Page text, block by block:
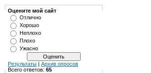
Оцените мой сайт
Отлично
Хорошо
Неплохо
Плохо
Ужасно
Результаты | Архив опросов
Всего ответов: 65